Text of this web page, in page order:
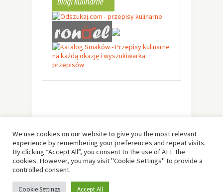
We use cookies on our website to give you the most relevant
experience by remembering your preferences and repeat visits.
By clicking “Accept All”, you consent to the use of ALL the
cookies. However, you may visit "Cookie Settings" to provide a
controlled consent.
Cookie Settings Accept All